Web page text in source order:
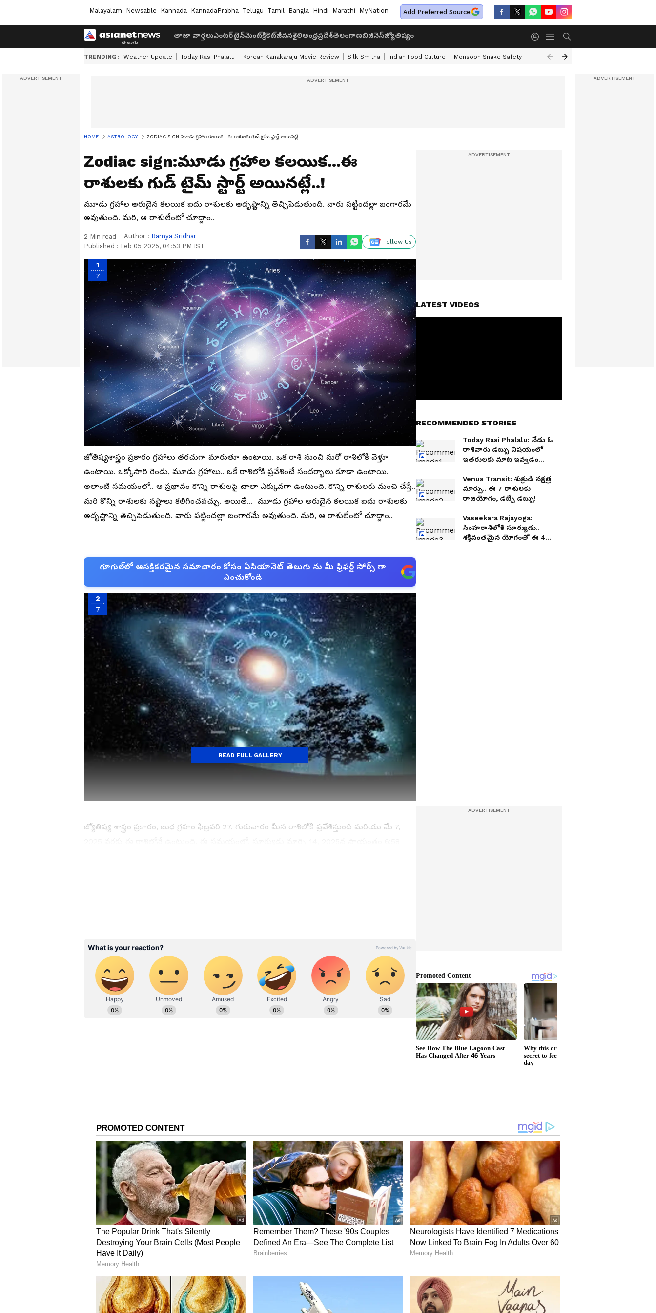
Malayalam Newsable Kannada KannadaPrabha Telugu Tamil Bangla Hindi Marathi MyNation Add Preferred Source
తాజా వార్తలుఎంటర్‌టైన్‌మెంట్క్రికెట్జీవనశైలిఆంధ్రప్రదేశ్తెలంగాణబిజినెస్జ్యోతిష్యం
TRENDING : Weather Update Today Rasi Phalalu Korean Kanakaraju Movie Review Silk Smitha Indian Food Culture Monsoon Snake Safety Akkineni Nageswara Rao
HOME ASTROLOGY ZODIAC SIGN:మూడు గ్రహాల కలయిక...ఈ రాశులకు గుడ్ టైమ్ స్టార్ట్ అయినట్లే..!
Zodiac sign:మూడు గ్రహాల కలయిక...ఈ
రాశులకు గుడ్ టైమ్ స్టార్ట్ అయినట్లే..!
మూడు గ్రహాల అరుదైన కలయిక ఐదు రాశులకు అదృష్టాన్ని తెచ్చిపెడుతుంది. వారు పట్టిందల్లా బంగారమే
అవుతుంది. మరి, ఆ రాశులేంటో చూద్దాం..
2 Min read Author : Ramya Sridhar
Published : Feb 05 2025, 04:53 PM IST
Follow Us
1
7
జోతిష్యశాస్త్రం ప్రకారం గ్రహాలు తరచుగా మారుతూ ఉంటాయి. ఒక రాశి నుంచి మరో రాశిలోకి వెళ్తూ
ఉంటాయి. ఒక్కోసారి రెండు, మూడు గ్రహాలు.. ఒకే రాశిలోకి ప్రవేశించే సందర్భాలు కూడా ఉంటాయి.
అలాంటి సమయంలో.. ఆ ప్రభావం కొన్ని రాశులపై చాలా ఎక్కువగా ఉంటుంది. కొన్ని రాశులకు మంచి చేస్తే..
మరి కొన్ని రాశులకు నష్టాలు కలిగించవచ్చు. అయితే... మూడు గ్రహాల అరుదైన కలయిక ఐదు రాశులకు
అదృష్టాన్ని తెచ్చిపెడుతుంది. వారు పట్టిందల్లా బంగారమే అవుతుంది. మరి, ఆ రాశులేంటో చూద్దాం..
గూగుల్‌లో ఆసక్తికరమైన సమాచారం కోసం ఏసియానెట్ తెలుగు ను మీ ఫ్రిఫర్డ్ సోర్స్ గా
ఎంచుకోండి
2
7
జ్యోతిష్య శాస్త్రం ప్రకారం, బుధ గ్రహం ఫిబ్రవరి 27, గురువారం మీన రాశిలోకి ప్రవేశిస్తుంది మరియు మే 7,
3
telugu astrology
1.వృషభ రాశి..
వృషభ రాశి వారి అదృష్టం బాగుంటుంది. త్రిగ్రహి యోగం ఉద్యోగం, వ్యాపారం, కుటుంబ విషయాల్లో
ప్రయోజనకరంగా ఉంటుంది. ఆగిపోయిన పనులు పూర్తవుతాయి. ఇల్లు, ఆస్తికి సంబంధించిన పనుల్లో
విజయం సాధిస్తారు. సమాజంలో గౌరవం పెరుగుతుంది. ఉద్యోగంలో పదోన్నతి పొందవచ్చు. వైవాహిక
జీవితంలో సంతోషం ఉంటుంది. వ్యాపారంలో లాభాలుంటాయి. ఆగిపోయిన పనులు పూర్తవుతాయి,
READ FULL GALLERY
LATEST VIDEOS
RECOMMENDED STORIES
Today Rasi Phalalu: నేడు ఓ
రాశివారు డబ్బు విషయంలో
ఇతరులకు మాట ఇవ్వడం
Venus Transit: శుక్రుడి నక్షత్ర
మార్పు.. ఈ 7 రాశులకు
రాజయోగం, డబ్బే డబ్బు!
Vaseekara Rajayoga:
సింహరాశిలోకి సూర్యుడు..
శక్తివంతమైన యోగంతో ఈ 4